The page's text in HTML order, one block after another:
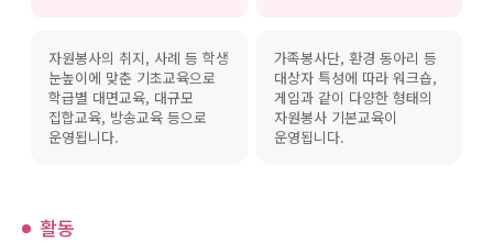
자원봉사의 취지, 사례 등 학생
눈높이에 맞춘 기초교육으로
학급별 대면교육, 대규모
집합교육, 방송교육 등으로
운영됩니다.
가족봉사단, 환경 동아리 등
대상자 특성에 따라 워크숍,
게임과 같이 다양한 형태의
자원봉사 기본교육이
운영됩니다.
활동